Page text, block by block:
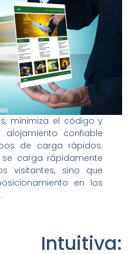
minimiza el código y
confiable
de carga rápidos.
carga rápidamente
visitantes, sino que
en los
Intuitiva: